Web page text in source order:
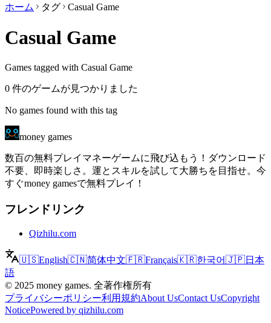
ホーム
タグ Casual Game
Casual Game
Games tagged with Casual Game
0 件のゲームが見つかりました
No games found with this tag
money games
数百の無料プレイマネーゲームに飛び込もう！ダウンロード
不要、即時楽しさ。運とスキルを試して大勝ちを目指せ。今
すぐmoney gamesで無料プレイ！
フレンドリンク
Qizhilu.com
🇺🇸English🇨🇳简体中文🇫🇷Français🇰🇷한국어🇯🇵日本
語
© 2025 money games. 全著作権所有
プライバシーポリシー利用規約About UsContact UsCopyright
NoticePowered by qizhilu.com